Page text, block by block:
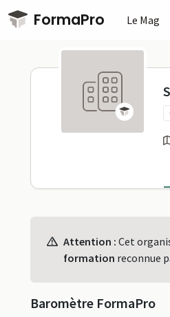
Passer au contenu principal
FormaPro Le Mag
ProfilAttention : Cet
formation reconnue
Baromètre FormaPro